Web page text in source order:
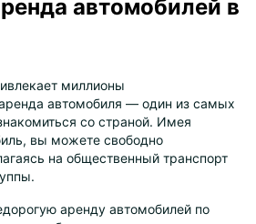
автомобилей в
миллионы
автомобиля — один из самых
со страной. Имея
вы можете свободно
на общественный транспорт
аренду автомобилей по